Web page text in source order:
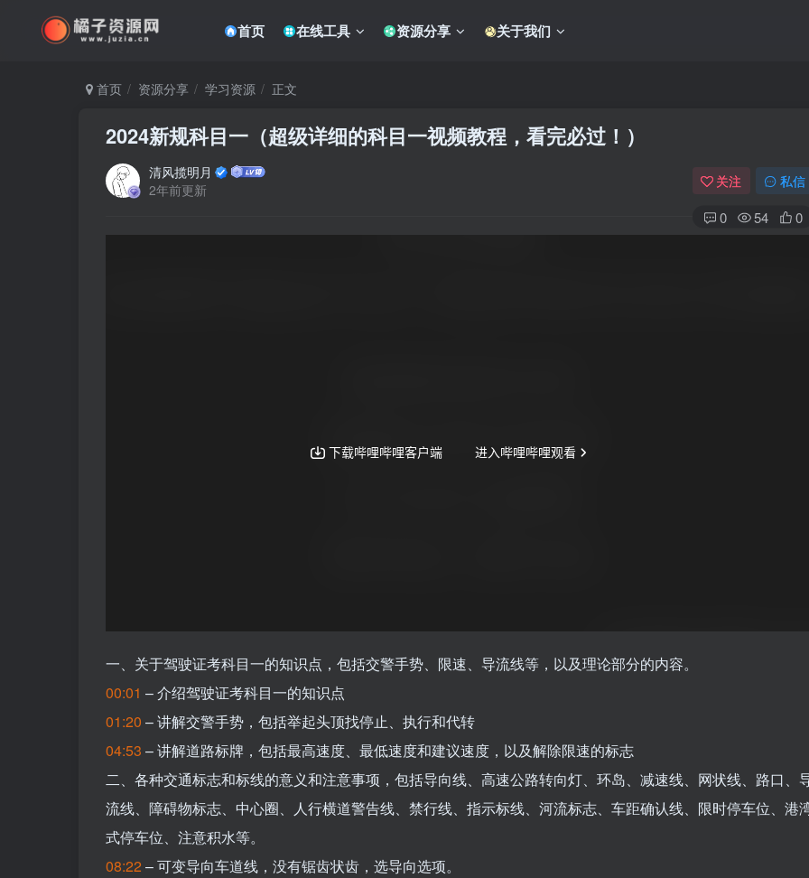
首页 在线工具 资源分享 关于我们
首页 资源分享 学习资源 正文
2024新规科目一（超级详细的科目一视频教程，看完必过！）
清风揽明月
2年前更新
关注 私信
0 54 0
一、关于驾驶证考科目一的知识点，包括交警手势、限速、导流线等，以及理论部分的内容。
00:01 – 介绍驾驶证考科目一的知识点
01:20 – 讲解交警手势，包括举起头顶找停止、执行和代转
04:53 – 讲解道路标牌，包括最高速度、最低速度和建议速度，以及解除限速的标志
二、各种交通标志和标线的意义和注意事项，包括导向线、高速公路转向灯、环岛、减速线、网状线、路口、
流线、障碍物标志、中心圈、人行横道警告线、禁行线、指示标线、河流标志、车距确认线、限时停车位、港
式停车位、注意积水等。
08:22 – 可变导向车道线，没有锯齿状齿，选导向选项。